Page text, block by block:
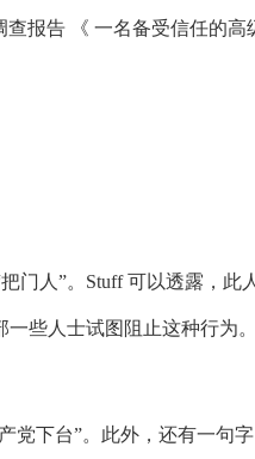
查报告 《 一名备受信任的高
门人”。Stuff 可以透露，此
些人士试图阻止这种行为。
党下台”。此外，还有一句字